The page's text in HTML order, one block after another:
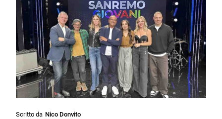
Scritto da Nico Donvito